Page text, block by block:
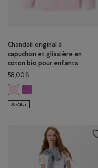
Chandail original à
capuchon et glissière en
coton bio pour enfants
58,00$
Chandail original à
DURABLE